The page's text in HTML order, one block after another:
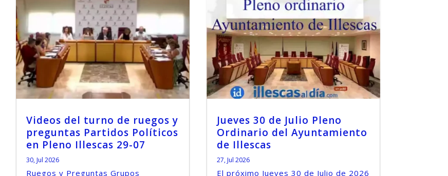
Videos del turno de ruegos y
preguntas Partidos Políticos
en Pleno Illescas 29-07
30, Jul 2026
Ruegos y Preguntas Grupos
Jueves 30 de Julio Pleno
Ordinario del Ayuntamiento
de Illescas
27, Jul 2026
El próximo Jueves 30 de Julio de 2026